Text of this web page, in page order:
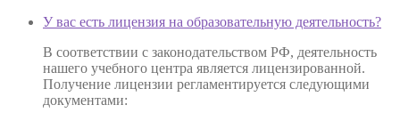
У вас есть лицензия на образовательную деятельность?
В соответствии с законодательством РФ, деятельность
нашего учебного центра является лицензированной.
Получение лицензии регламентируется следующими
документами: